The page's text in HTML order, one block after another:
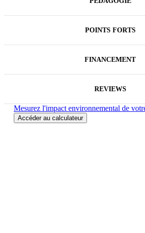
participant devra être
POINTS FORTS
FINANCEMENT
REVIEWS
Mesurez l'impact environnemental de
Accéder au calculateur